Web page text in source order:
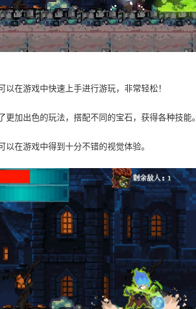
以在游戏中快速上手进行游玩，非常轻松！
更加出色的玩法，搭配不同的宝石，获得各种技能。
以在游戏中得到十分不错的视觉体验。